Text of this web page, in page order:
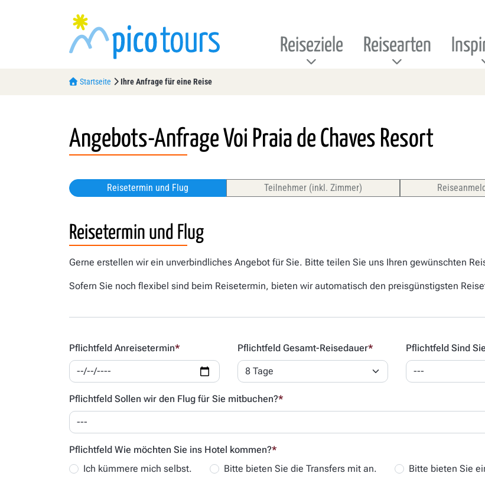
Reiseziele Reisearten
Startseite Ihre Anfrage für eine Reise
Angebots-Anfrage Voi Praia de Chaves Resort
Reisetermin und Flug Teilnehmer (inkl. Zimmer)
Reisetermin und Flug
Gerne erstellen wir ein unverbindliches Angebot für Sie. Bitte teilen Sie uns Ihren gewünschten
Sofern Sie noch flexibel sind beim Reisetermin, bieten wir automatisch den preisgünstigsten
Pflichtfeld Anreisetermin* Pflichtfeld Gesamt-Reisedauer* Pflichtfeld Sind
Pflichtfeld Sollen wir den Flug für Sie mitbuchen?*
Pflichtfeld Wie möchten Sie ins Hotel kommen?*
Ich kümmere mich selbst.
Bitte bieten Sie die Transfers mit an. Bitte bieten Sie